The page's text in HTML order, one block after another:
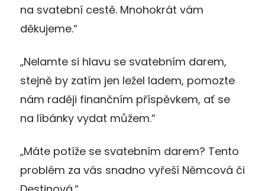
na svatební cestě. Mnohokrát vám
děkujeme.“
„Nelamte si hlavu se svatebním darem,
stejně by zatím jen ležel ladem, pomozte
nám raději finančním příspěvkem, ať se
na líbánky vydat můžem.“
„Máte potíže se svatebním darem? Tento
problém za vás snadno vyřeší Němcová či